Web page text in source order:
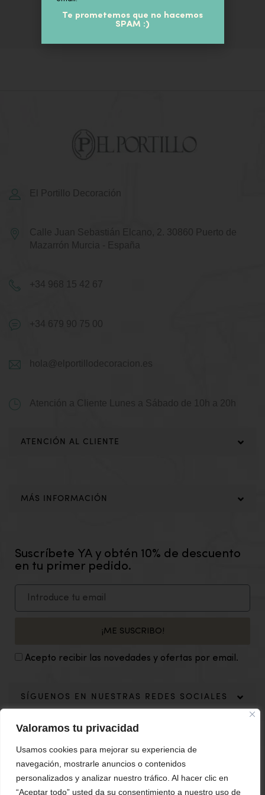
Valoramos tu privacidad
Usamos cookies para mejorar su experiencia de
navegación, mostrarle anuncios o contenidos
personalizados y analizar nuestro tráfico. Al hacer clic en
“Aceptar todo” usted da su consentimiento a nuestro uso de
El Portillo Decoración
Calle Juan Sebastián Elcano, 2. 30860 Puerto de
Mazarrón
Murcia - España
+34 968 15 42 67
+34 679 90 75 00
hola@elportillodecoracion.es
Atención a Cliente Lunes a Sábado de 10h a 20h
ATENCIÓN AL CLIENTE
MÁS INFORMACIÓN
Suscríbete YA y obtén 10% de descuento
en tu primer pedido.
Acepto recibir las novedades y ofertas por email.
¡ME SUSCRIBO!
SÍGUENOS EN NUESTRAS REDES SOCIALES
Te prometemos que no hacemos
SPAM :)